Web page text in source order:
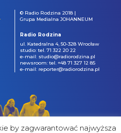
© Radio Rodzina 2018 |
Grupa Medialna JOHANNEUM
Radio Rodzina
ul. Katedralna 4, 50-328 Wrocław
studio: tel. 71 322 20 22
e-mail: studio@radiorodzina.pl
newsroom: tel. +48 71 327 12 85
e-mail: reporter@radiorodzina.pl
by zagwarantować najwyższa